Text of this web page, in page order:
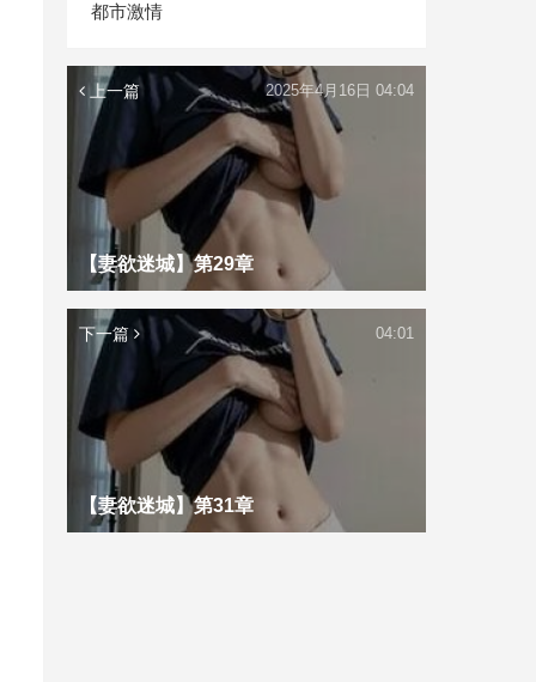
都市激情
上一篇
【妻欲迷城】第29章
2025年4月16日 04:04
下一篇
【妻欲迷城】第31章
04:01